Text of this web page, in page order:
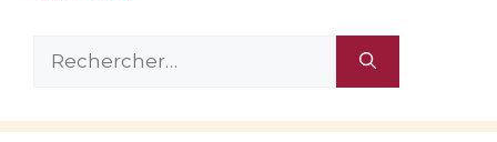
Rechercher :